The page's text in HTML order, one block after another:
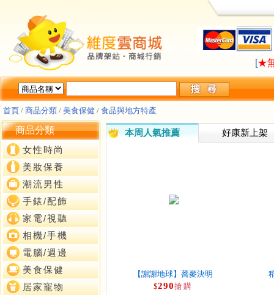
[★
首頁 / 商品分類 / 美食保健 / 食品與地方特產
商品分類
女性時尚
美妝保養
潮流男性
手錶/配飾
家電/視聽
相機/手機
電腦/週邊
美食保健
居家寵物
本周人氣推薦 好康新上架
【謝謝地球】蕎麥決明
$290搶購